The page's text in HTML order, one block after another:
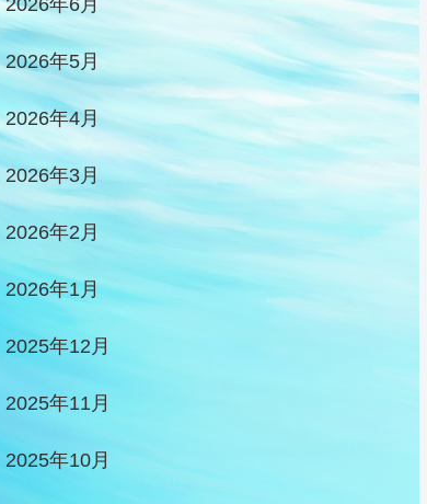
2026年5月
2026年4月
2026年3月
2026年2月
2026年1月
2025年12月
2025年11月
2025年10月